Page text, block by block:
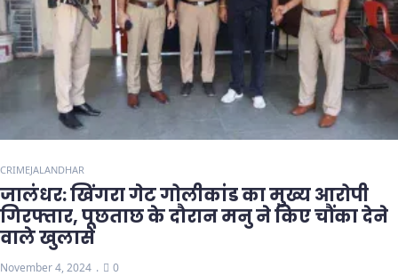
CRIMEJALANDHAR
जालंधर: खिंगरा गेट गोलीकांड का मुख्य आरोपी
गिरफ्तार, पूछताछ के दौरान मनु ने किए चौंका देने
वाले खुलासे
November 4, 2024 0